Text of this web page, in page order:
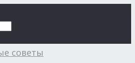
советы